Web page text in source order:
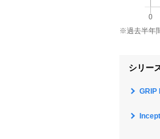
※過去半年
シリー
GRIP